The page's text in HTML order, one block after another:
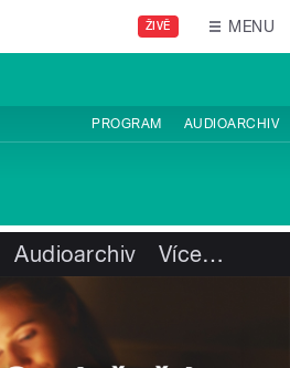
ŽIVĚ MENU
PROGRAM AUDIOARCHIV
Audioarchiv Více…